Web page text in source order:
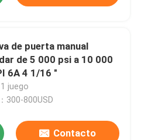
de puerta manual
de 5 000 psi a 10 000
6A 4 1/16 "
juego
300-800USD
Contacto